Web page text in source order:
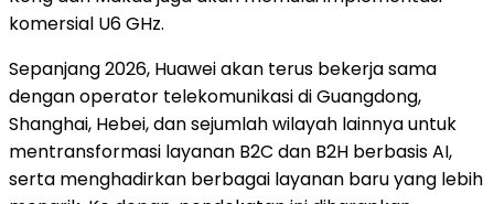
komersial U6 GHz.
Sepanjang 2026, Huawei akan terus bekerja sama
dengan operator telekomunikasi di Guangdong,
Shanghai, Hebei, dan sejumlah wilayah lainnya untuk
mentransformasi layanan B2C dan B2H berbasis AI,
serta menghadirkan berbagai layanan baru yang lebih